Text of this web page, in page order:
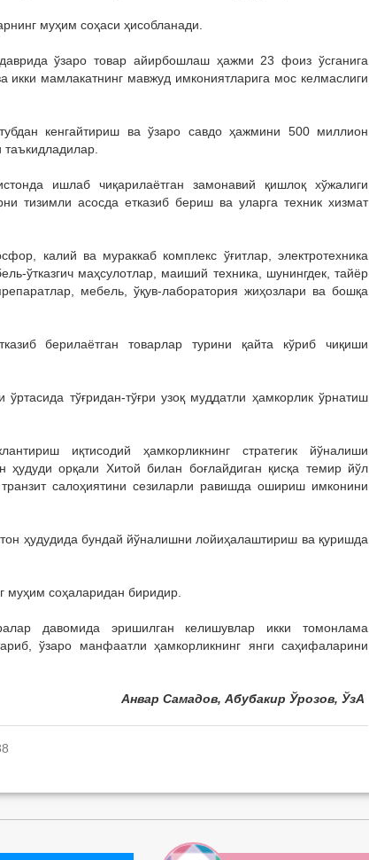
муҳим соҳаси ҳисобланади.
ўзаро товар айирбошлаш ҳажми 23 фоиз ўсганига
икки мамлакатнинг мавжуд имкониятларига мос келмаслиги
кенгайтириш ва ўзаро савдо ҳажмини 500 миллион
ишлаб чиқарилаётган замонавий қишлоқ хўжалиги
тизимли асосда етказиб бериш ва уларга техник хизмат
калий ва мураккаб комплекс ўғитлар, электротехника
ўтказгич маҳсулотлар, маиший техника, шунингдек, тайёр
мебель, ўқув-лаборатория жиҳозлари ва бошқа
берилаётган товарлар турини қайта кўриб чиқиши
тўғридан-тўғри узоқ муддатли ҳамкорлик ўрнатиш
иқтисодий ҳамкорликнинг стратегик йўналиши
орқали Хитой билан боғлайдиган қисқа темир йўл
салоҳиятини сезиларли равишда ошириш имконини
ҳудудида бундай йўналишни лойиҳалаштириш ва қуришда
муҳим соҳаларидан биридир.
давомида эришилган келишувлар икки томонлама
ўзаро манфаатли ҳамкорликнинг янги саҳифаларини
Анвар Самадов, Абубакир Ўрозов, ЎзА